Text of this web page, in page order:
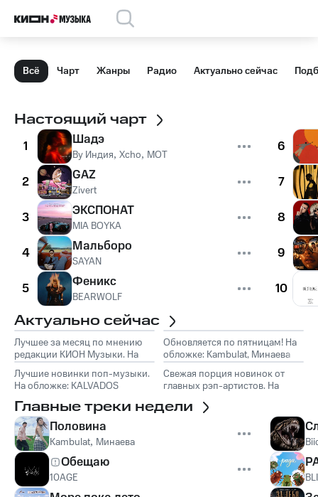
Всё Чарт Жанры Радио Актуально сейчас
Настоящий чарт
1 Шадэ
By Индия, Xcho, MOT
2 GAZ
Zivert
3 ЭКСПОНАТ
MIA BOYKA
4 Мальборо
SAYAN
5 Феникс
BEARWOLF
6
7
8
9
10
Актуально сейчас
Лучшее за месяц по мнению
редакции КИОН Музыки. На
обложке: Marselle
Обновляется по пятницам! На
обложке: Kambulat, Минаева
Лучшие новинки поп-музыки.
На обложке: KALVADOS
Свежая порция новинок от
главных рэп-артистов. На
Главные треки недели
Половина
Kambulat, Минаева
Обещаю
10AGE